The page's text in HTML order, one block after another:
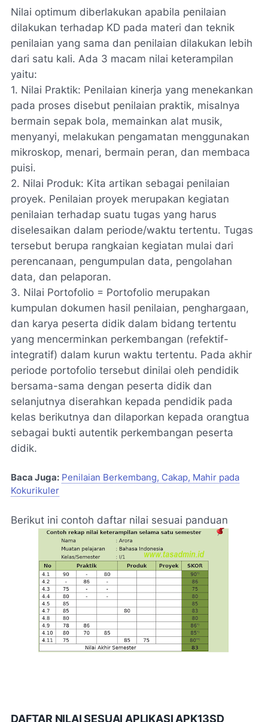
Nilai optimum diberlakukan apabila penilaian
dilakukan terhadap KD pada materi dan teknik
penilaian yang sama dan penilaian dilakukan lebih
dari satu kali. Ada 3 macam nilai keterampilan
yaitu:
1. Nilai Praktik: Penilaian kinerja yang menekankan
pada proses disebut penilaian praktik, misalnya
bermain sepak bola, memainkan alat musik,
menyanyi, melakukan pengamatan menggunakan
mikroskop, menari, bermain peran, dan membaca
puisi.
2. Nilai Produk: Kita artikan sebagai penilaian
proyek. Penilaian proyek merupakan kegiatan
penilaian terhadap suatu tugas yang harus
diselesaikan dalam periode/waktu tertentu. Tugas
tersebut berupa rangkaian kegiatan mulai dari
perencanaan, pengumpulan data, pengolahan
data, dan pelaporan.
3. Nilai Portofolio = Portofolio merupakan
kumpulan dokumen hasil penilaian, penghargaan,
dan karya peserta didik dalam bidang tertentu
yang mencerminkan perkembangan (refektif-
integratif) dalam kurun waktu tertentu. Pada akhir
periode portofolio tersebut dinilai oleh pendidik
bersama-sama dengan peserta didik dan
selanjutnya diserahkan kepada pendidik pada
kelas berikutnya dan dilaporkan kepada orangtua
sebagai bukti autentik perkembangan peserta
didik.
Baca Juga: Penilaian Berkembang, Cakap, Mahir pada
Kokurikuler
Berikut ini contoh daftar nilai sesuai panduan
DAFTAR NILAI SESUAI APLIKASI APK13SD